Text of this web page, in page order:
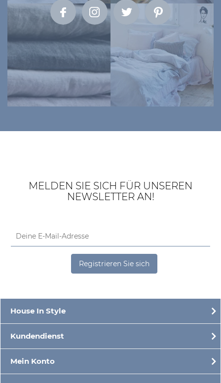
MELDEN SIE SICH FÜR UNSEREN
NEWSLETTER AN!
Registrieren Sie sich
House In Style
Kundendienst
Mein Konto